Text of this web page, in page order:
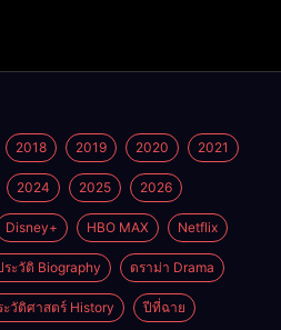
2018 2019 2020 2021
2024 2025 2026
Disney+ HBO MAX Netflix
ะวัติ Biography ดราม่า Drama
ะวัติศาสตร์ History ปีที่ฉาย